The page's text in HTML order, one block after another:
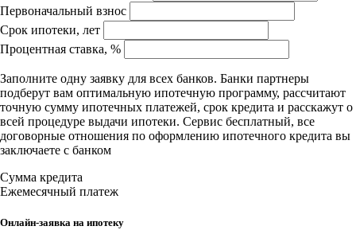
Первоначальный взнос
Срок ипотеки, лет
Процентная ставка, %
Заполните одну заявку для всех банков. Банки партнеры
подберут вам оптимальную ипотечную программу, рассчитают
точную сумму ипотечных платежей, срок кредита и расскажут о
всей процедуре выдачи ипотеки. Сервис бесплатный, все
договорные отношения по оформлению ипотечного кредита вы
заключаете с банком
Сумма кредита
Ежемесячный платеж
Онлайн-заявка на ипотеку